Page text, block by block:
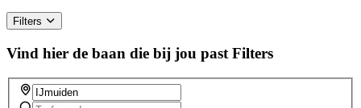
Filters
Vind hier de baan die bij jou past Filters